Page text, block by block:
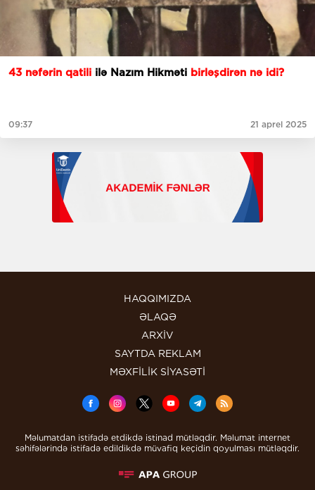
43 nəfərin qatili ilə Nazım Hikməti birləşdirən nə idi?
09:37 21 aprel 2025
HAQQIMIZDA
ƏLAQƏ
ARXİV
SAYTDA REKLAM
MƏXFİLİK SİYASƏTİ
Məlumatdan istifadə etdikdə istinad mütləqdir. Məlumat internet
səhifələrində istifadə edildikdə müvafiq keçidin qoyulması mütləqdir.